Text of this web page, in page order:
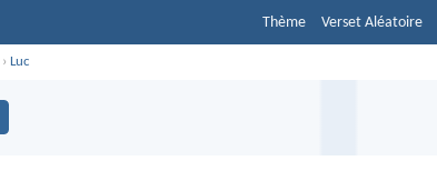
Thème Verset Aléatoire
›Luc